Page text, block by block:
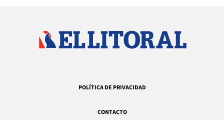
POLÍTICA DE PRIVACIDAD
CONTACTO